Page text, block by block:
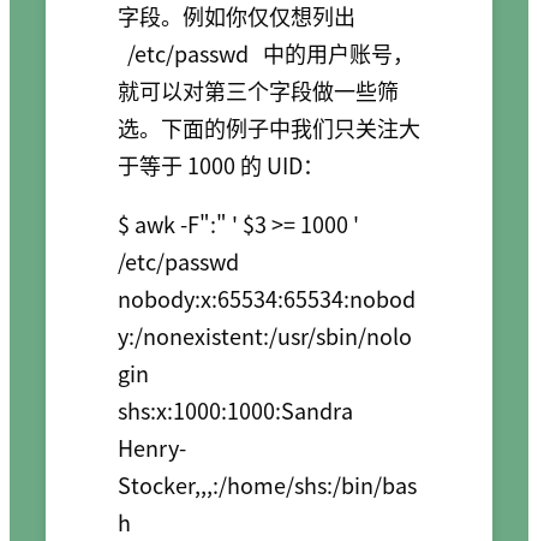
字段。例如你仅仅想列出
/etc/passwd 中的用户账号，
就可以对第三个字段做一些筛
选。下面的例子中我们只关注大
于等于 1000 的 UID：
$ awk -F":" ' $3 >= 1000 '
/etc/passwd
nobody:x:65534:65534:nobod
y:/nonexistent:/usr/sbin/nolo
gin
shs:x:1000:1000:Sandra
Henry-
Stocker,,,:/home/shs:/bin/bas
h